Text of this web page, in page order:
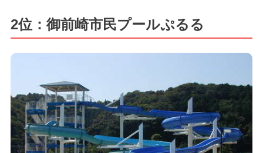
2位：御前崎市民プールぷるる